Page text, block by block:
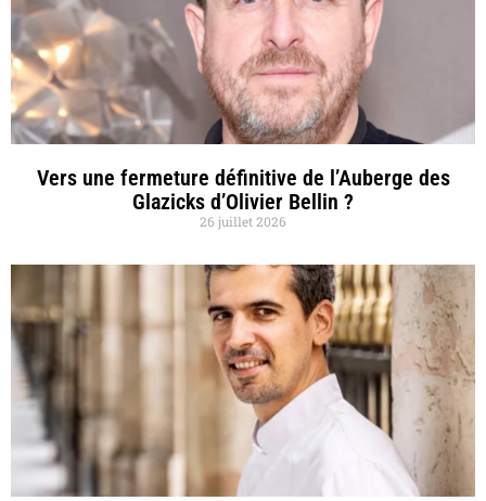
Vers une fermeture définitive de l’Auberge des
Glazicks d’Olivier Bellin ?
26 juillet 2026